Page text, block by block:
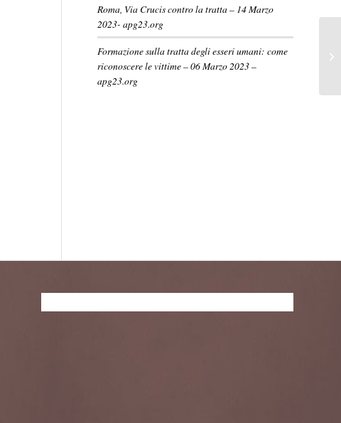
Roma, Via Crucis contro la tratta – 14 Marzo
2023- apg23.org
Formazione sulla tratta degli esseri umani: come
riconoscere le vittime – 06 Marzo 2023 –
apg23.org